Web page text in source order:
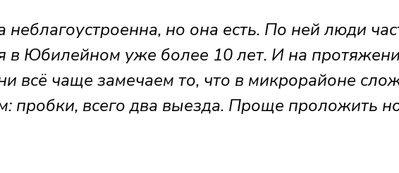
неблагоустроенна, но она есть. По ней люди
в Юбилейном уже более 10 лет. И на
всё чаще замечаем то, что в микрорайоне
пробки, всего два выезда. Проще проложить